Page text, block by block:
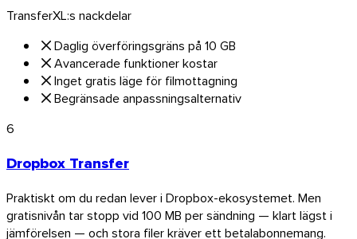
API-dokumentation
Prova API:et
TransferNow API
provperiod.
Utforska API:et
Handledningar och guider
TransferXL:s nackdelar
Daglig överföringsgräns på 10 GB
Avancerade funktioner kostar
Inget gratis läge för filmottagning
Begränsade anpassningsalternativ
6
Dropbox Transfer
Praktiskt om du redan lever i Dropbox-ekosystemet. Men
gratisnivån tar stopp vid 100 MB per sändning — klart lägst i
jämförelsen — och stora filer kräver ett betalabonnemang.